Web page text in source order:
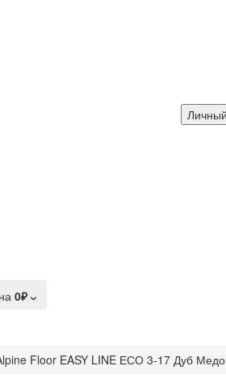
на 0₽
Floor EASY LINE ЕСО 3-17 Дуб